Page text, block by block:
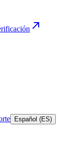
Español (ES)